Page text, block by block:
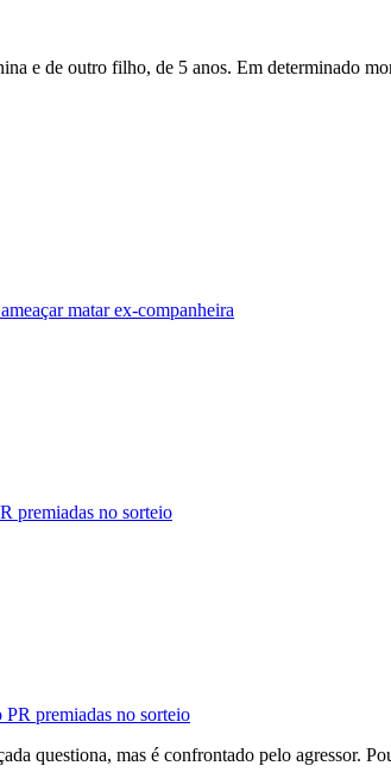
e de outro filho, de 5 anos. Em determinado
matar ex-companheira
premiadas no sorteio
PR premiadas no sorteio
questiona, mas é confrontado pelo agressor.